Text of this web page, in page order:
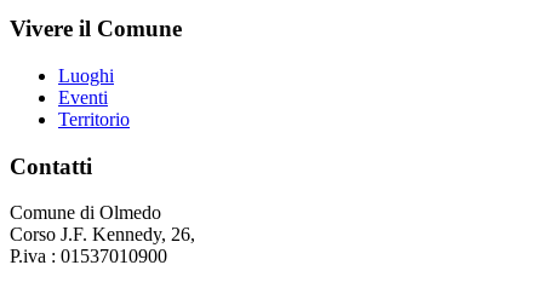
Vivere il Comune
Luoghi
Eventi
Territorio
Contatti
Comune di Olmedo
Corso J.F. Kennedy, 26,
P.iva : 01537010900